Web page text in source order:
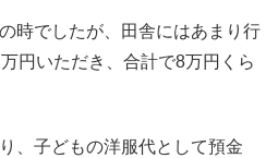
時でしたが、田舎にはあまり行
円いただき、合計で8万円くら
、子どもの洋服代として預金